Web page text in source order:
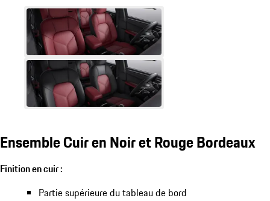
Ensemble Cuir en Noir et Rouge Bordeaux
Finition en cuir :
Partie supérieure du tableau de bord